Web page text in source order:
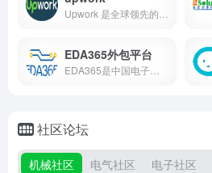
EDA365外包平台
社区论坛
机械社区 电气社区 电子社区